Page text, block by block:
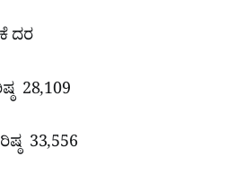
ದರ
28,109
33,556